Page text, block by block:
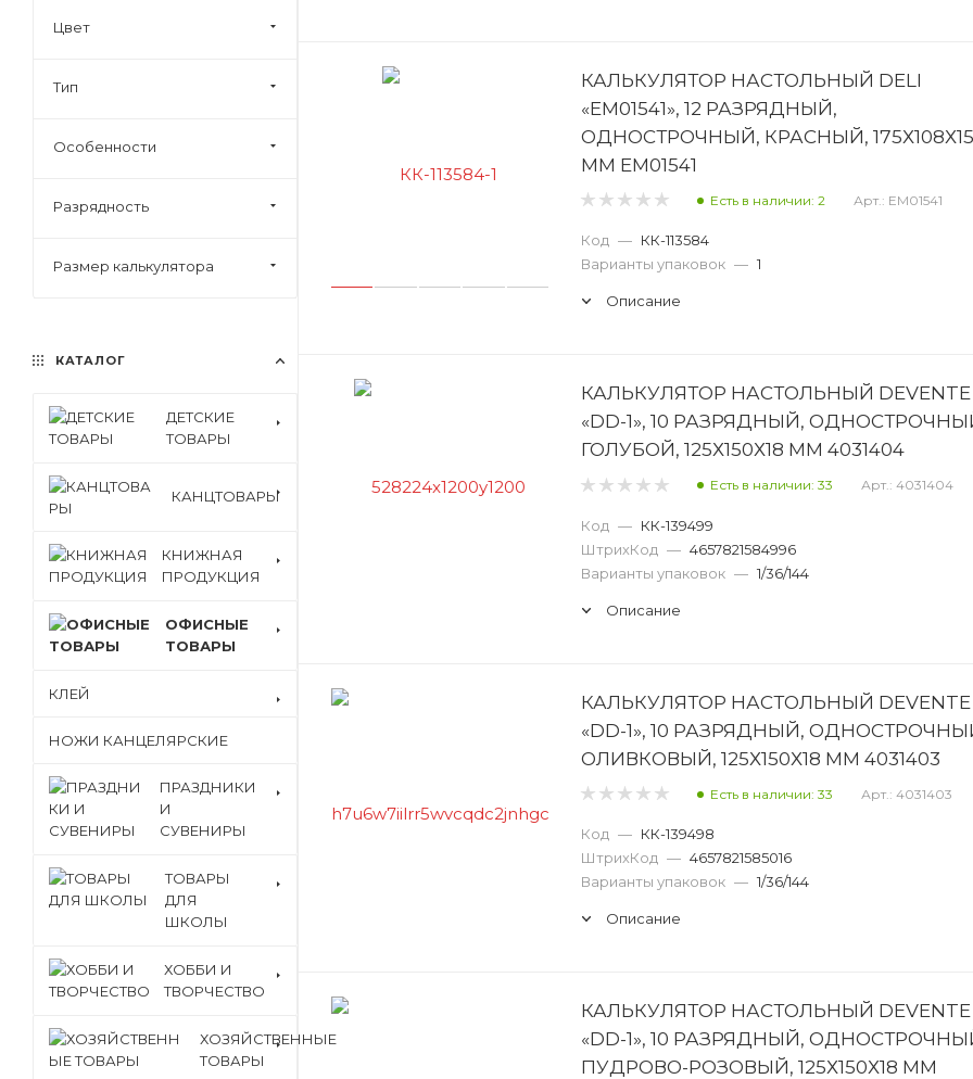
КАЛЬКУЛЯТОР НАСТОЛЬНЫЙ DELI
«EM01541», 12 РАЗРЯДНЫЙ,
ОДНОСТРОЧНЫЙ, КРАСНЫЙ, 175Х108Х15
ММ EM01541
Есть в наличии: 2 Арт.: EM01541
Код — КК-113584
Варианты упаковок — 1
Описание
КАЛЬКУЛЯТОР НАСТОЛЬНЫЙ DEVENTE
«DD-1», 10 РАЗРЯДНЫЙ,
ГОЛУБОЙ, 125Х150Х18 ММ 4031404
Есть в наличии: 33 Арт.: 4031404
Код — КК-139499
ШтрихКод — 4657821584996
Варианты упаковок — 1/36/144
Описание
КАЛЬКУЛЯТОР НАСТОЛЬНЫЙ DEVENTE
«DD-1», 10 РАЗРЯДНЫЙ,
ОЛИВКОВЫЙ, 125Х150Х18 ММ 4031403
Есть в наличии: 33 Арт.: 4031403
Код — КК-139498
ШтрихКод — 4657821585016
Варианты упаковок — 1/36/144
Описание
КАЛЬКУЛЯТОР НАСТОЛЬНЫЙ DEVENTE
«DD-1», 10 РАЗРЯДНЫЙ,
ПУДРОВО-РОЗОВЫЙ, 125Х150Х18 ММ
Цвет
Тип
Особенности
Разрядность
Размер калькулятора
КАТАЛОГ
ДЕТСКИЕ
ТОВАРЫ
КАНЦТОВАРЫ
КНИЖНАЯ
ПРОДУКЦИЯ
ОФИСНЫЕ
ТОВАРЫ
КЛЕЙ
НОЖИ КАНЦЕЛЯРСКИЕ
ПРАЗДНИКИ
И
СУВЕНИРЫ
ТОВАРЫ
ДЛЯ
ШКОЛЫ
ХОББИ И
ТВОРЧЕСТВО
ХОЗЯЙСТВЕННЫЕ
ТОВАРЫ